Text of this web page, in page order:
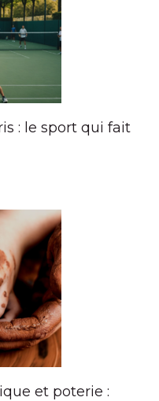
: le sport qui fait
et poterie :